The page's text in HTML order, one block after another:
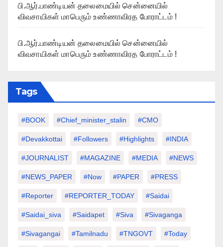
பி.ஆர்.பாண்டியன் தலைமையில் சென்னையில்
விவசாயிகள் மாபெரும் உண்ணாவிரத போராட்டம் !
பி.ஆர்.பாண்டியன் தலைமையில் சென்னையில்
விவசாயிகள் மாபெரும் உண்ணாவிரத போராட்டம் !
Tags
#BOOK #chief_minister_stalin #CMO
#devakkottai #followers #highlights #INDIA
#JOURNALIST #MAGAZINE #MEDIA #NEWS
#NEWS_PAPER #Now #PAPER #PRESS
#Reporter #REPORTER_TODAY #saidai
#saidai_siva #saidapet #Siva #Sivaganga
#sivagangai #tamilnadu #TNGOVT #today